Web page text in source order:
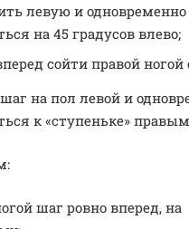
левую и одновременно
на 45 градусов влево;
сойти правой ногой
на пол левой и
к «ступеньке»
шаг ровно вперед, на